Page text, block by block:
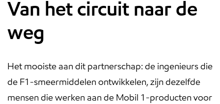
Van het circuit naar de
weg
Het mooiste aan dit partnerschap: de ingenieurs die
de F1-smeermiddelen ontwikkelen, zijn dezelfde
mensen die werken aan de Mobil 1-producten voor